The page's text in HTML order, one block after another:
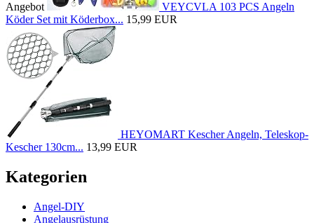
Angebot
VEYCVLA 103 PCS Angeln
Köder Set mit Köderbox... 15,99 EUR
HEYOMART Kescher Angeln, Teleskop-
Kescher 130cm... 13,99 EUR
Kategorien
Angel-DIY
Angelausrüstung